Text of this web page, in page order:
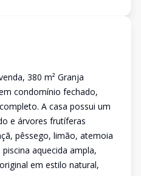
380 m² Granja
condomínio fechado,
A casa possui um
e árvores frutíferas
pêssego, limão, atemoia
aquecida ampla,
em estilo natural,